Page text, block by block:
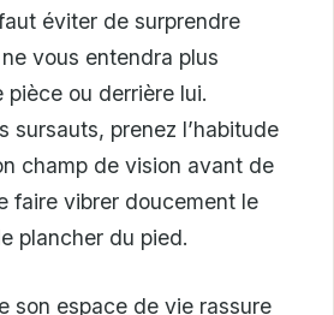
éviter de surprendre
vous entendra plus
pièce ou derrière lui.
sursauts, prenez l’habitude
champ de vision avant de
faire vibrer doucement le
plancher du pied.
son espace de vie rassure